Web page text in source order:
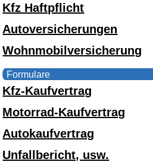
Kfz Haftpflicht
Autoversicherungen
Wohnmobilversicherung
Formulare
Kfz-Kaufvertrag
Motorrad-Kaufvertrag
Autokaufvertrag
Unfallbericht, usw.